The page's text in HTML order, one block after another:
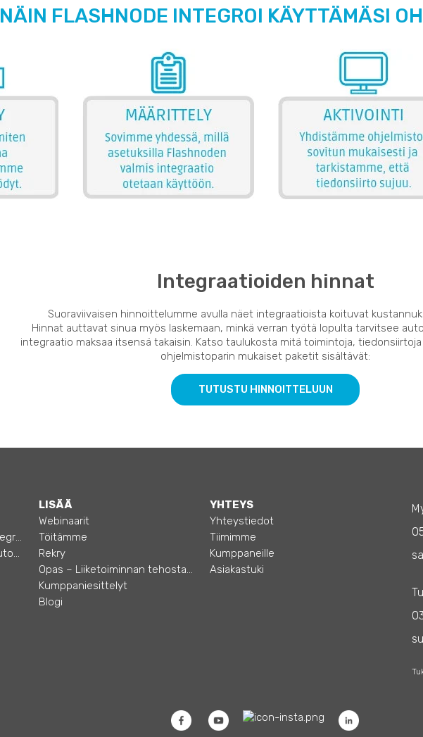
NÄIN FLASHNODE INTEGROI KÄYTTÄMÄSI
Integraatioiden hinnat
Suoraviivaisen hinnoittelumme avulla näet integraatioista koituvat
Hinnat auttavat sinua myös laskemaan, minkä verran työtä lopulta tarvitsee
integraatio maksaa itsensä takaisin. Katso taulukosta mitä toimintoja,
ohjelmistoparin mukaiset paketit sisältävät:
TUTUSTU HINNOITTELUUN
Taloushallinnon ja ERP:n integraatiot
MyFlashnode-itsekäyttö-automaatio
LISÄÄ
Webinaarit
Töitämme
Rekry
Opas – Liiketoiminnan tehostamiseen
Kumppaniesittelyt
Blogi
YHTEYS
Yhteystiedot
Tiimimme
Kumppaneille
Asiakastuki